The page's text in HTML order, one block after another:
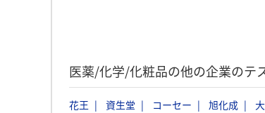
医薬/化学/化粧品の他の企業のテ
花王 資生堂 コーセー 旭化成